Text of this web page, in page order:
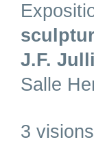
J.F.
Salle
3